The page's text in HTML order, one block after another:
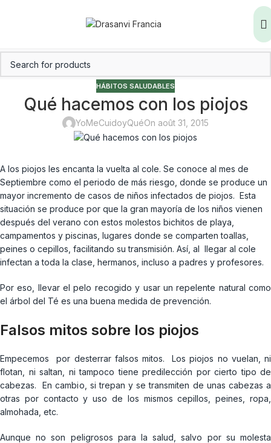
HÁBITOS SALUDABLES
Qué hacemos con los piojos
YoMeCuidoyQuéOn août 31, 2015
A los piojos les encanta la vuelta al cole. Se conoce al mes de
Septiembre como el periodo de más riesgo, donde se produce un
mayor incremento de casos de niños infectados de piojos. Esta
situación se produce por que la gran mayoría de los niños vienen
después del verano con estos molestos bichitos de playa,
campamentos y piscinas, lugares donde se comparten toallas,
peines o cepillos, facilitando su transmisión. Así, al llegar al cole
infectan a toda la clase, hermanos, incluso a padres y profesores.
Por eso, llevar el pelo recogido y usar un repelente natural como
el árbol del Té es una buena medida de prevención.
Falsos mitos sobre los piojos
Empecemos por desterrar falsos mitos. Los piojos no vuelan, ni
flotan, ni saltan, ni tampoco tiene predilección por cierto tipo de
cabezas. En cambio, si trepan y se transmiten de unas cabezas a
otras por contacto y uso de los mismos cepillos, peines, ropa,
almohada, etc.
Aunque no son peligrosos para la salud, salvo por su molesta